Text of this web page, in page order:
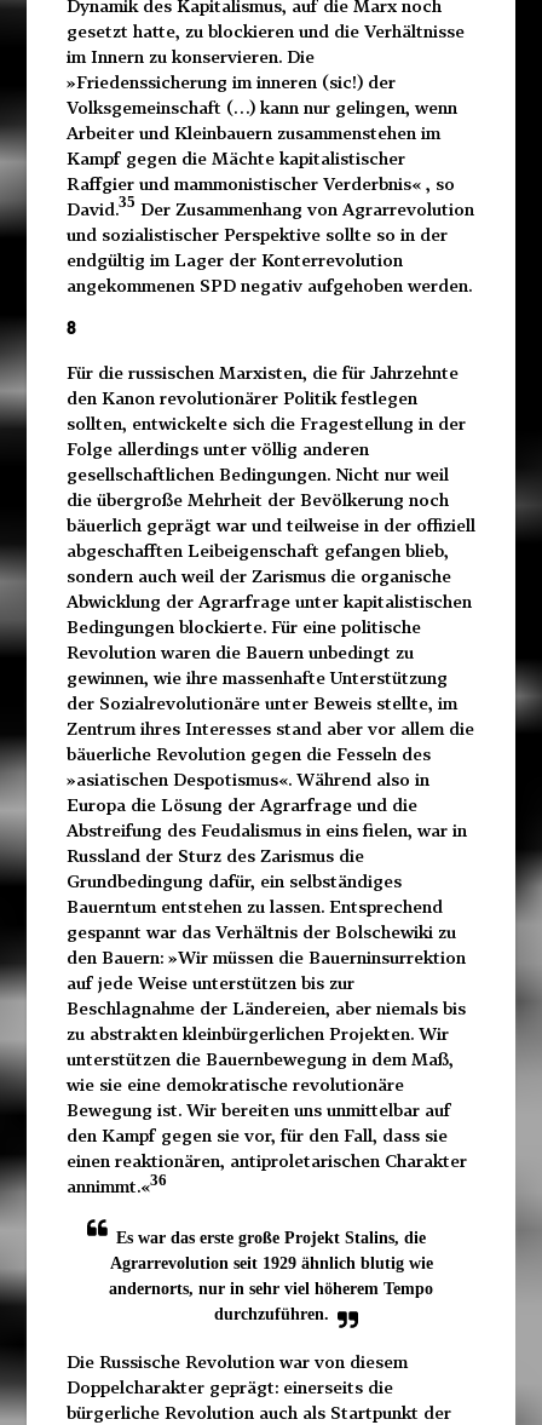
Dynamik des Kapitalismus, auf die Marx noch
gesetzt hatte, zu blockieren und die Verhältnisse
im Innern zu konservieren. Die
»Friedenssicherung im inneren (sic!) der
Volksgemeinschaft (…) kann nur gelingen, wenn
Arbeiter und Kleinbauern zusammenstehen im
Kampf gegen die Mächte kapitalistischer
Raffgier und mammonistischer Verderbnis« , so
David.35 Der Zusammenhang von Agrarrevolution
und sozialistischer Perspektive sollte so in der
endgültig im Lager der Konterrevolution
angekommenen SPD negativ aufgehoben werden.
8
Für die russischen Marxisten, die für Jahrzehnte
den Kanon revolutionärer Politik festlegen
sollten, entwickelte sich die Fragestellung in der
Folge allerdings unter völlig anderen
gesellschaftlichen Bedingungen. Nicht nur weil
die übergroße Mehrheit der Bevölkerung noch
bäuerlich geprägt war und teilweise in der offiziell
abgeschafften Leibeigenschaft gefangen blieb,
sondern auch weil der Zarismus die organische
Abwicklung der Agrarfrage unter kapitalistischen
Bedingungen blockierte. Für eine politische
Revolution waren die Bauern unbedingt zu
gewinnen, wie ihre massenhafte Unterstützung
der Sozialrevolutionäre unter Beweis stellte, im
Zentrum ihres Interesses stand aber vor allem die
bäuerliche Revolution gegen die Fesseln des
»asiatischen Despotismus«. Während also in
Europa die Lösung der Agrarfrage und die
Abstreifung des Feudalismus in eins fielen, war in
Russland der Sturz des Zarismus die
Grundbedingung dafür, ein selbständiges
Bauerntum entstehen zu lassen. Entsprechend
gespannt war das Verhältnis der Bolschewiki zu
den Bauern: »Wir müssen die Bauerninsurrektion
auf jede Weise unterstützen bis zur
Beschlagnahme der Ländereien, aber niemals bis
zu abstrakten kleinbürgerlichen Projekten. Wir
unterstützen die Bauernbewegung in dem Maß,
wie sie eine demokratische revolutionäre
Bewegung ist. Wir bereiten uns unmittelbar auf
den Kampf gegen sie vor, für den Fall, dass sie
einen reaktionären, antiproletarischen Charakter
annimmt.«36
Es war das erste große Projekt Stalins, die
Agrarrevolution seit 1929 ähnlich blutig wie
andernorts, nur in sehr viel höherem Tempo
durchzuführen.
Die Russische Revolution war von diesem
Doppelcharakter geprägt: einerseits die
bürgerliche Revolution auch als Startpunkt der